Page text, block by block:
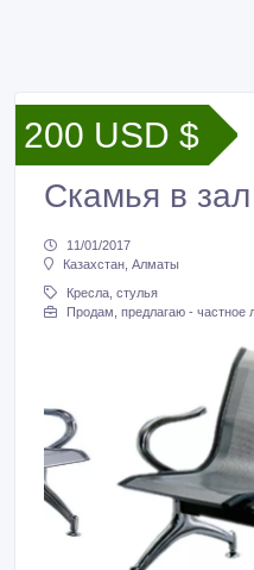
200 USD $
Скамья в
11/01/2017
Казахстан, Алматы
Кресла, стулья
Продам, предлагаю - частное